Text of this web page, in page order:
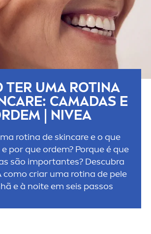
TER UMA ROTINA
CARE: CAMADAS E
| NIVEA
rotina deskincaree o que
por que ordem? Porque é que
são importantes? Descubra
como criar uma rotina de pele
e à noite em seis passos